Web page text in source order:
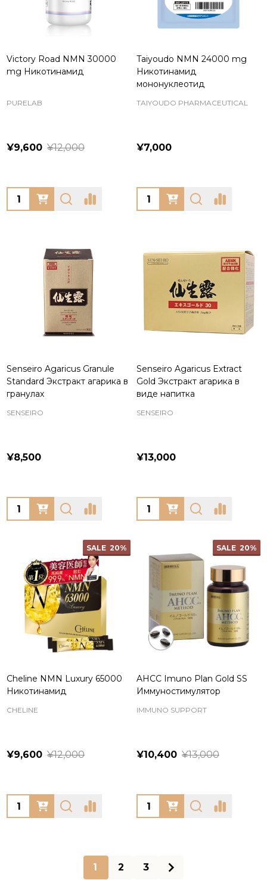
Victory Road NMN 30000
mg Никотинамид
PURELAB
¥9,600 ¥12,000
Quantity:
Taiyoudo NMN 24000 mg
Никотинамид
мононуклеотид
TAIYOUDO PHARMACEUTICAL
¥7,000
Quantity:
Senseiro Agaricus Granule
Standard Экстракт агарика в
гранулах
SENSEIRO
¥8,500
Quantity:
Senseiro Agaricus Extract
Gold Экстракт агарика в
виде напитка
SENSEIRO
¥13,000
Quantity:
SALE 20%
Cheline NMN Luxury 65000
Никотинамид
CHELINE
¥9,600 ¥12,000
Quantity:
SALE 20%
AHCC Imuno Plan Gold SS
Иммуностимулятор
IMMUNO SUPPORT
¥10,400 ¥13,000
Quantity:
1 2 3